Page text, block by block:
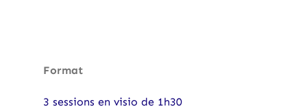
Format
3 sessions en visio de 1h30